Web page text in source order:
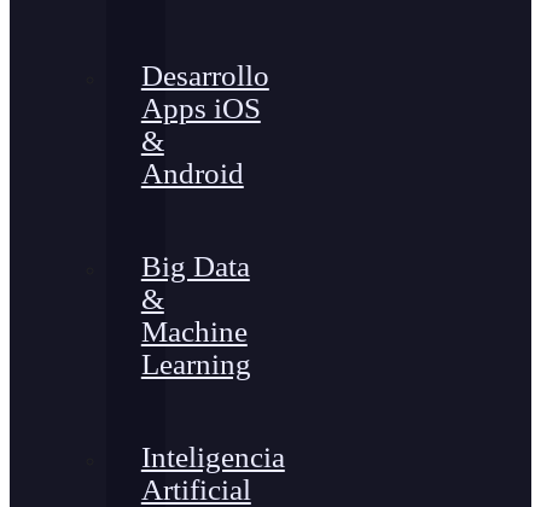
Desarrollo
Apps iOS
&
Android
Big Data
&
Machine
Learning
Inteligencia
Artificial